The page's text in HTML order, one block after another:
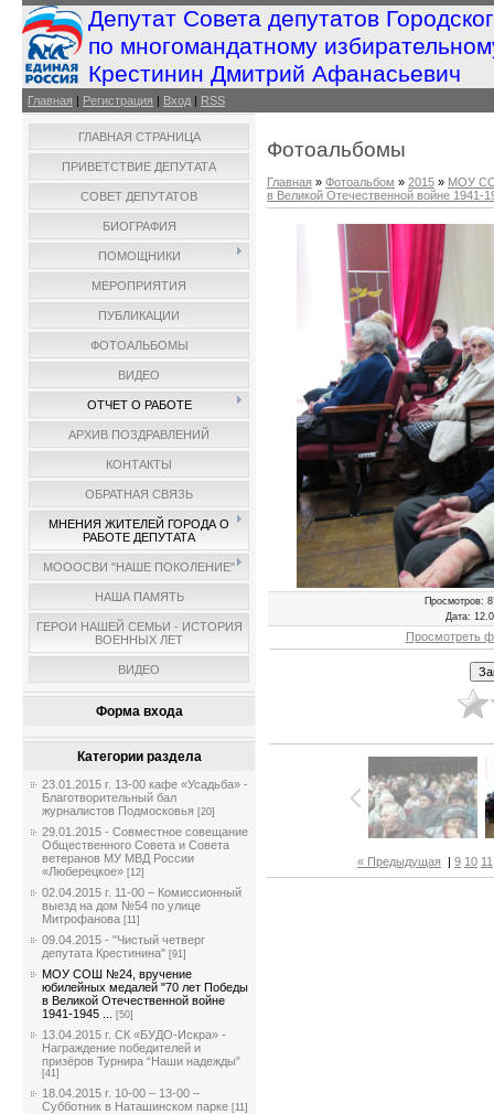
Депутат Совета депутатов
по многомандатному
Крестинин Дмитрий Афанасьевич
Главная | Регистрация | Вход | RSS
ГЛАВНАЯ СТРАНИЦА
ПРИВЕТСТВИЕ ДЕПУТАТА
СОВЕТ ДЕПУТАТОВ
БИОГРАФИЯ
ПОМОЩНИКИ
МЕРОПРИЯТИЯ
ПУБЛИКАЦИИ
ФОТОАЛЬБОМЫ
ВИДЕО
ОТЧЕТ О РАБОТЕ
АРХИВ ПОЗДРАВЛЕНИЙ
КОНТАКТЫ
ОБРАТНАЯ СВЯЗЬ
МНЕНИЯ ЖИТЕЛЕЙ ГОРОДА О
РАБОТЕ ДЕПУТАТА
МОООСВИ "НАШЕ ПОКОЛЕНИЕ"
НАША ПАМЯТЬ
ГЕРОИ НАШЕЙ СЕМЬИ - ИСТОРИЯ
ВОЕННЫХ ЛЕТ
ВИДЕО
Форма входа
Категории раздела
23.01.2015 г. 13-00 кафе «Усадьба» -
Благотворительный бал
журналистов Подмосковья [20]
29.01.2015 - Совместное совещание
Общественного Совета и Совета
ветеранов МУ МВД России
«Люберецкое» [12]
02.04.2015 г. 11-00 – Комиссионный
выезд на дом №54 по улице
Митрофанова [11]
09.04.2015 - "Чистый четверг
депутата Крестинина" [91]
МОУ СОШ №24, вручение
юбилейных медалей "70 лет Победы
в Великой Отечественной войне
1941-1945 ...
[50]
13.04.2015 г. СК «БУДО-Искра» -
Награждение победителей и
призёров Турнира “Наши надежды”
[41]
18.04.2015 г. 10-00 – 13-00 –
Субботник в Наташинском парке [11]
Фотоальбомы
Главная » Фотоальбом » 2015 » МОУ
в Великой Отечественной войне 1941-
Просмотров:
Дата:
Просмотреть
« Предыдущая | 9 10 11